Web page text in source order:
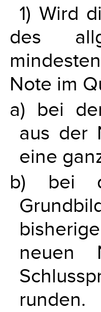
1) Wird
des
Note im
a) bei
aus der
eine
b) bei
neuen
runden.